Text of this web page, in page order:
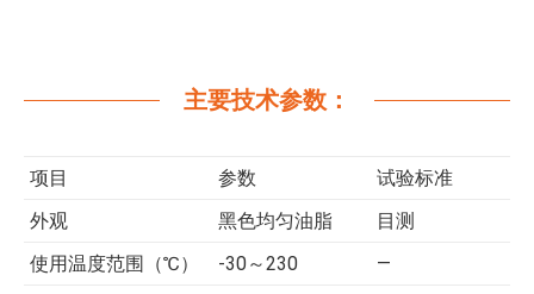
主要技术参数：
项目 参数
试验标准
外观
黑色均匀油脂
目测
使用温度范围（℃）
-30～230
—